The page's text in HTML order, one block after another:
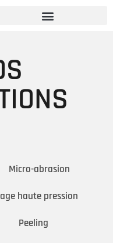
Micro-abrasion
haute pression
Peeling